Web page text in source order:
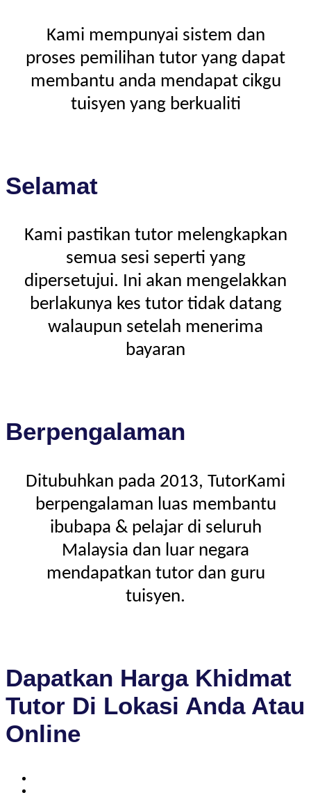
Kami mempunyai sistem dan
proses pemilihan tutor yang dapat
membantu anda mendapat cikgu
tuisyen yang berkualiti
Selamat
Kami pastikan tutor melengkapkan
semua sesi seperti yang
dipersetujui. Ini akan mengelakkan
berlakunya kes tutor tidak datang
walaupun setelah menerima
bayaran
Berpengalaman
Ditubuhkan pada 2013, TutorKami
berpengalaman luas membantu
ibubapa & pelajar di seluruh
Malaysia dan luar negara
mendapatkan tutor dan guru
tuisyen.
Dapatkan Harga Khidmat
Tutor Di Lokasi Anda Atau
Online